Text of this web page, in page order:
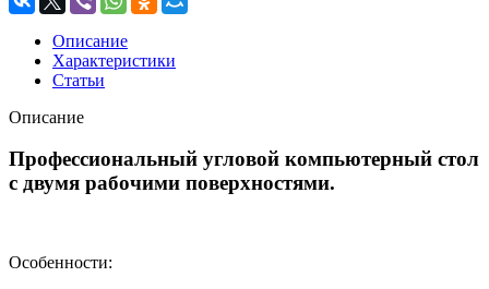
Описание
Характеристики
Статьи
Описание
Профессиональный угловой компьютерный стол
с двумя рабочими поверхностями.
Особенности: